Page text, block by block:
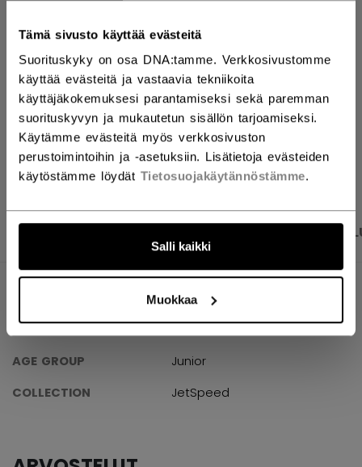
Tämä sivusto käyttää evästeitä
Suorituskyky on osa DNA:tamme. Verkkosivustomme
käyttää evästeitä ja vastaavia tekniikoita
käyttäjäkokemuksesi parantamiseksi sekä paremman
suorituskyvyn ja mukautetun sisällön tarjoamiseksi.
Käytämme evästeitä myös verkkosivuston
perustoimintoihin ja -asetuksiin. Lisätietoja evästeiden
käytöstämme löydät Tietosuojakäytännöstämme.
Salli kaikki
Muokkaa
ETSI MYYMÄLÄSTÄ
Toimitusehdot Ilmainen palautus
AVAA
TEKNISET TIEDOT
TUNNUS
HGFT880-JR
AGE GROUP
Junior
COLLECTION
JetSpeed